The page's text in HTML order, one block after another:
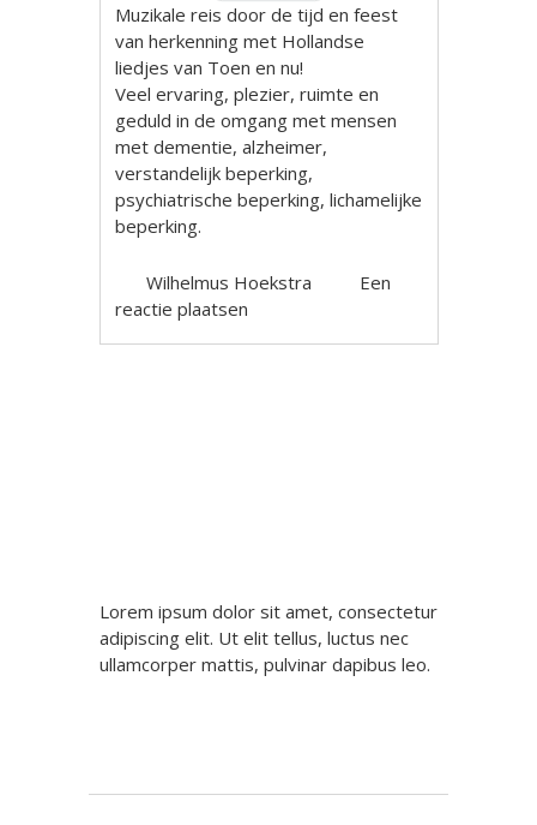
Muzikale reis door de tijd en feest
van herkenning met Hollandse
liedjes van Toen en nu!
Veel ervaring, plezier, ruimte en
geduld in de omgang met mensen
met dementie, alzheimer,
verstandelijk beperking,
psychiatrische beperking, lichamelijke
beperking.
Wilhelmus Hoekstra
Een
reactie plaatsen
Lorem ipsum dolor sit amet, consectetur
adipiscing elit. Ut elit tellus, luctus nec
ullamcorper mattis, pulvinar dapibus leo.